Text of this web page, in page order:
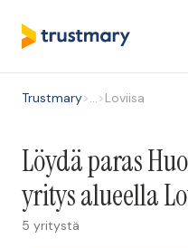
Trustmary>…>Loviisa
Löydä paras
yritys alueella
5 yritystä